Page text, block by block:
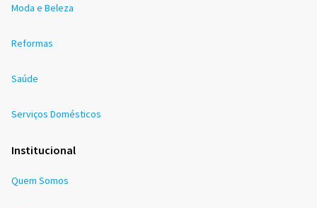
Moda e Beleza
Reformas
Saúde
Serviços Domésticos
Institucional
Quem Somos